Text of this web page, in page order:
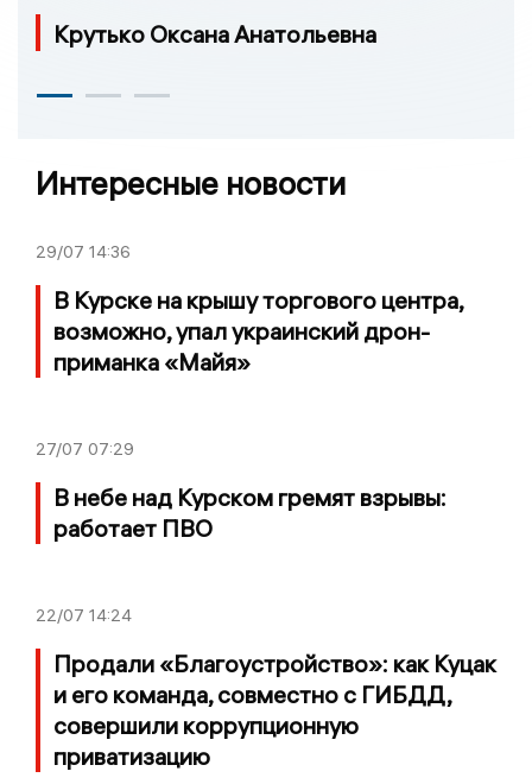
Крутько Оксана Анатольевна
Интересные новости
29/07 14:36
В Курске на крышу торгового центра,
возможно, упал украинский дрон-
приманка «Майя»
27/07 07:29
В небе над Курском гремят взрывы:
работает ПВО
22/07 14:24
Продали «Благоустройство»: как Куцак
и его команда, совместно с ГИБДД,
совершили коррупционную
приватизацию